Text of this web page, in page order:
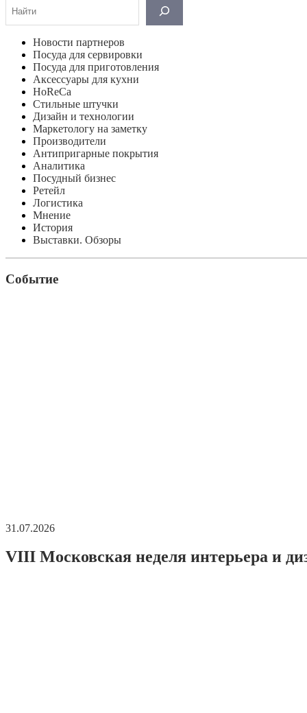
Новости партнеров
Посуда для сервировки
Посуда для приготовления
Аксессуары для кухни
HoReCa
Стильные штучки
Дизайн и технологии
Маркетологу на заметку
Производители
Антипригарные покрытия
Аналитика
Посудный бизнес
Ретейл
Логистика
Мнение
История
Выставки. Обзоры
Событие
31.07.2026
VIII Московская неделя интерьера и